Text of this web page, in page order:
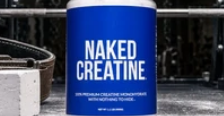
”Protein Powder“
”Overnight Oats“
”Vegan protein“
”Collagen“
”Micellar Casein“
PROTÉINES EN POUDRE Meilleure Vente
Protéine de pois
Protéine de Whey en Poudre
Peptides de collagène